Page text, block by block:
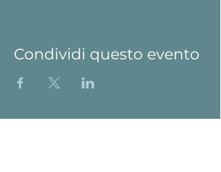
Condividi questo evento